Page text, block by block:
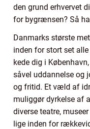
den grund erhvervet
for bygrænsen? Så
Danmarks største
inden for stort set
kede dig i
såvel uddannelse og
og fritid. Et væld af
muliggør dyrkelse af
diverse teatre,
lige inden for